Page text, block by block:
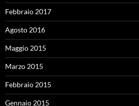
Febbraio 2017
Agosto 2016
Maggio 2015
Marzo 2015
Febbraio 2015
Gennaio 2015